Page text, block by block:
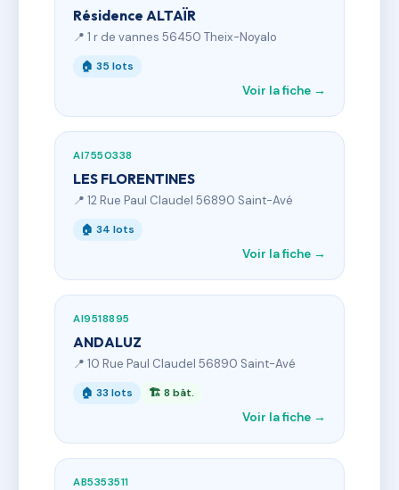
Résidence ALTAÏR
📍 1 r de vannes 56450 Theix-Noyalo
🏠 35 lots
Voir la fiche →
AI7550338
LES FLORENTINES
📍 12 Rue Paul Claudel 56890 Saint-Avé
🏠 34 lots
Voir la fiche →
AI9518895
ANDALUZ
📍 10 Rue Paul Claudel 56890 Saint-Avé
🏠 33 lots 🏗 8 bât.
Voir la fiche →
AB5353511